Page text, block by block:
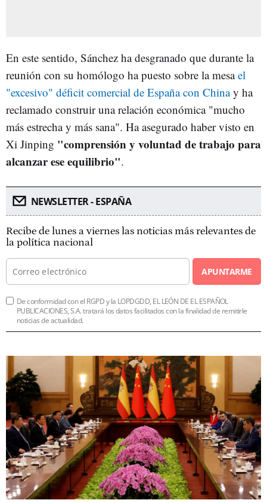
En este sentido, Sánchez ha desgranado que durante la
reunión con su homólogo ha puesto sobre la mesael
"excesivo" déficit comercial de España con Chinay ha
reclamado construir una relación económica "mucho
más estrecha y más sana". Ha asegurado haber visto en
Xi Jinping "comprensión y voluntad de trabajo para
alcanzar ese equilibrio".
NEWSLETTER - ESPAÑA
Recibe de lunes a viernes las noticias más relevantes de
la política nacional
APUNTARME
De conformidad con el RGPD y la LOPDGDD, EL LEÓN DE EL ESPAÑOL
PUBLICACIONES, S.A. tratará los datos facilitados con la finalidad de remitirle
noticias de actualidad.